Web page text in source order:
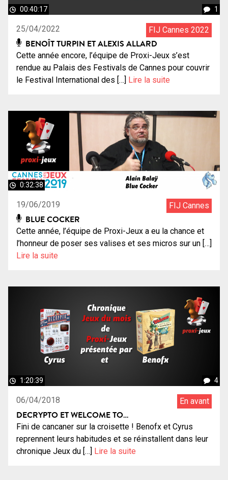
00:40:17 1
25/04/2022 FIJ Cannes 2022
BENOÎT TURPIN ET ALEXIS ALLARD
Cette année encore, l’équipe de Proxi-Jeux s’est
rendue au Palais des Festivals de Cannes pour couvrir
le Festival International des […] Lire la suite
0:32:38
19/06/2019 FIJ Cannes
BLUE COCKER
Cette année, l’équipe de Proxi-Jeux a eu la chance et
l’honneur de poser ses valises et ses micros sur un […]
Lire la suite
1:20:39 4
06/04/2018 En avant
DECRYPTO ET WELCOME TO…
Fini de cancaner sur la croisette ! Benofx et Cyrus
reprennent leurs habitudes et se réinstallent dans leur
chronique Jeux du […] Lire la suite